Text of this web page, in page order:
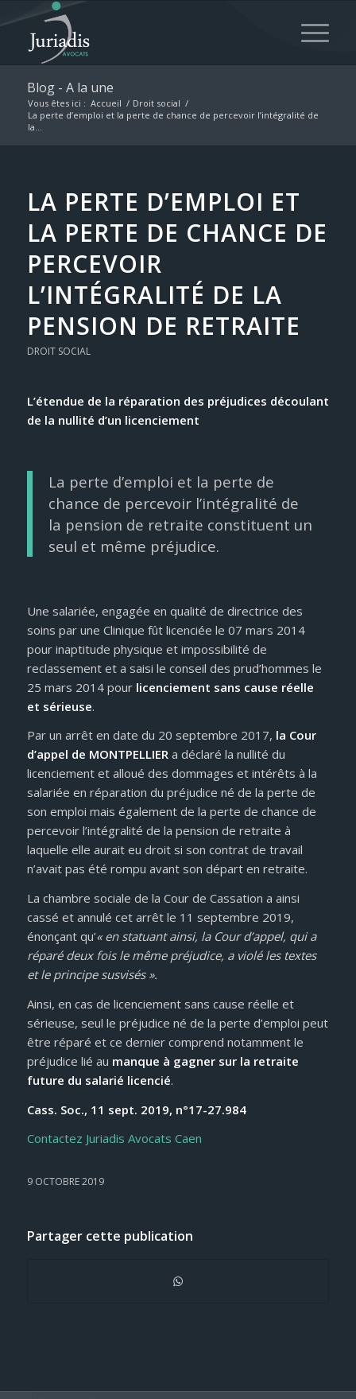
Blog - A la une
Vous êtes ici : Accueil / Droit social /
La perte d’emploi et la perte de chance de percevoir l’intégralité de
la...
LA PERTE D’EMPLOI ET
LA PERTE DE CHANCE DE
PERCEVOIR
L’INTÉGRALITÉ DE LA
PENSION DE RETRAITE
DROIT SOCIAL
L’étendue de la réparation des préjudices découlant
de la nullité d’un licenciement
La perte d’emploi et la perte de
chance de percevoir l’intégralité de
la pension de retraite constituent un
seul et même préjudice.
Une salariée, engagée en qualité de directrice des
soins par une Clinique fût licenciée le 07 mars 2014
pour inaptitude physique et impossibilité de
reclassement et a saisi le conseil des prud’hommes le
25 mars 2014 pour licenciement sans cause réelle
et sérieuse.
Par un arrêt en date du 20 septembre 2017, la Cour
d’appel de MONTPELLIERa déclaré la nullité du
licenciement et alloué des dommages et intérêts à la
salariée en réparation du préjudice né de la perte de
son emploi mais également de la perte de chance de
percevoir l’intégralité de la pension de retraite à
laquelle elle aurait eu droit si son contrat de travail
n’avait pas été rompu avant son départ en retraite.
La chambre sociale de la Cour de Cassation a ainsi
cassé et annulé cet arrêt le 11 septembre 2019,
énonçant qu’« en statuant ainsi, la Cour d’appel, qui a
réparé deux fois le même préjudice, a violé les textes
et le principe susvisés ».
Ainsi, en cas de licenciement sans cause réelle et
sérieuse, seul le préjudice né de la perte d’emploi peut
être réparé et ce dernier comprend notamment le
préjudice lié au manque à gagner sur la retraite
future du salarié licencié.
Cass. Soc., 11 sept. 2019, n°17-27.984
Contactez Juriadis Avocats Caen
9 OCTOBRE 2019
Partager cette publication